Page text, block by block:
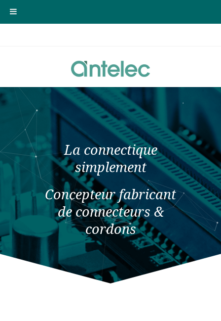
La connectique
simplement
Concepteur fabricant
de connecteurs &
cordons